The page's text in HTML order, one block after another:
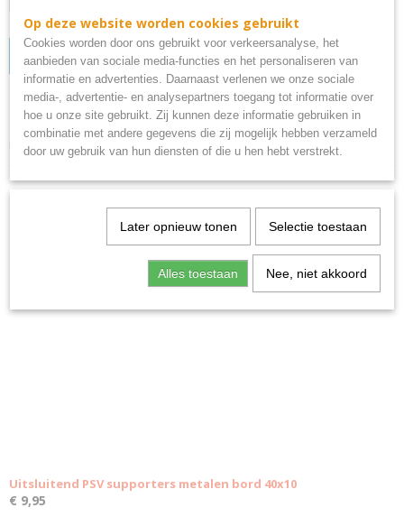
IN WINKELWAGEN
Omschrijving
beach bord metaal
Uitsluitend PSV supporters metalen bord 40x10
€ 9,95
Op deze website worden cookies gebruikt
Cookies worden door ons gebruikt voor verkeersanalyse, het
aanbieden van sociale media-functies en het personaliseren van
informatie en advertenties. Daarnaast verlenen we onze sociale
media-, advertentie- en analysepartners toegang tot informatie over
hoe u onze site gebruikt. Zij kunnen deze informatie gebruiken in
combinatie met andere gegevens die zij mogelijk hebben verzameld
door uw gebruik van hun diensten of die u hen hebt verstrekt.
Later opnieuw tonen Selectie toestaan
Alles toestaan Nee, niet akkoord